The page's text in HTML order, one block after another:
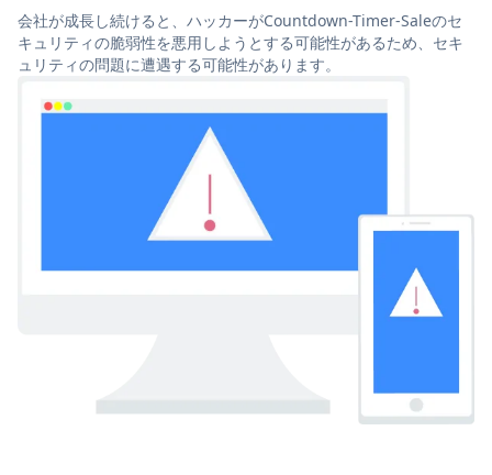
会社が成長し続けると、ハッカーがCountdown-Timer-Saleのセ
キュリティの脆弱性を悪用しようとする可能性があるため、セキ
ュリティの問題に遭遇する可能性があります。